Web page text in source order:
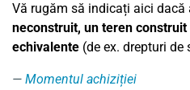
Vă rugăm să indicați aici dacă
neconstruit, un teren
echivalente (de ex. drepturi de
Momentul achiziției